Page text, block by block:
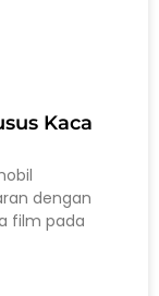
Kaca
dengan
film pada